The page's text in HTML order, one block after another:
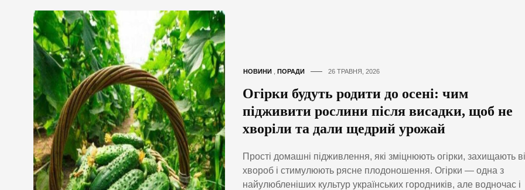
НОВИНИ ПОРАДИ 26 ТРАВНЯ, 2026
Огірки будуть родити до осені: чим
підживити рослини після висадки, щоб не
хворіли та дали щедрий урожай
Прості домашні підживлення, які зміцнюють огірки, захищають
хвороб і стимулюють рясне плодоношення. Огірки — одна з
найулюбленіших культур українських городників, але водночас і